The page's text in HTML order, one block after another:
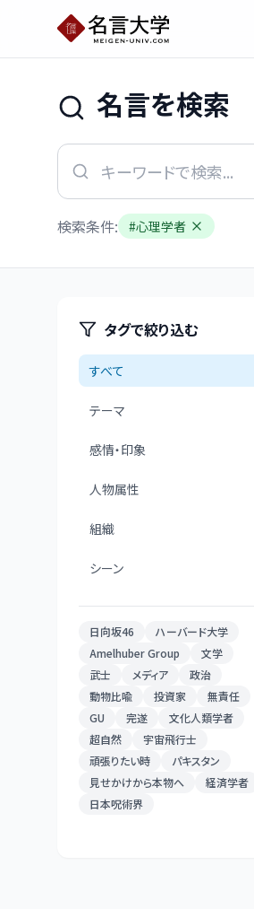
名言を検索
検索条件: #心理学者
タグで絞り込む
すべて
テーマ
感情・印象
人物属性
組織
シーン
日向坂46
ハーバード大学
Amelhuber Group
文学
武士
メディア
政治
動物比喩
投資家
無責任
GU
完遂
文化人類学者
超自然
宇宙飛行士
頑張りたい時
パキスタン
見せかけから本物へ
経済学者
日本呪術界